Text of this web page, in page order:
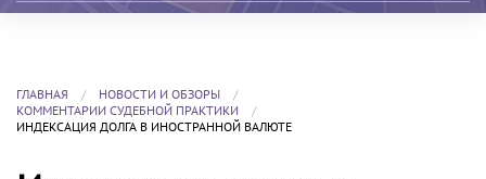
ГЛАВНАЯ
НОВОСТИ И ОБЗОРЫ
КОММЕНТАРИИ СУДЕБНОЙ ПРАКТИКИ
ИНДЕКСАЦИЯ ДОЛГА В ИНОСТРАННОЙ ВАЛЮТЕ